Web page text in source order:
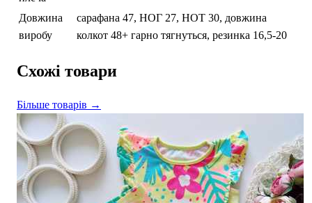
Довжина
виробу
сарафана 47, НОГ 27, НОТ 30, довжина
колкот 48+ гарно тягнуться, резинка 16,5-20
Схожі товари
Більше товарів →